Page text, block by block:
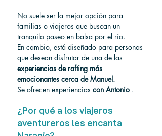
No suele ser la mejor opción para
familias o viajeros que buscan un
tranquilo paseo en balsa por el río.
En cambio, está diseñado para personas
que desean disfrutar de una de las
experiencias de rafting más
emocionantes cerca de Manuel.
Se ofrecen experiencias con Antonio .
¿Por qué a los viajeros
aventureros les encanta